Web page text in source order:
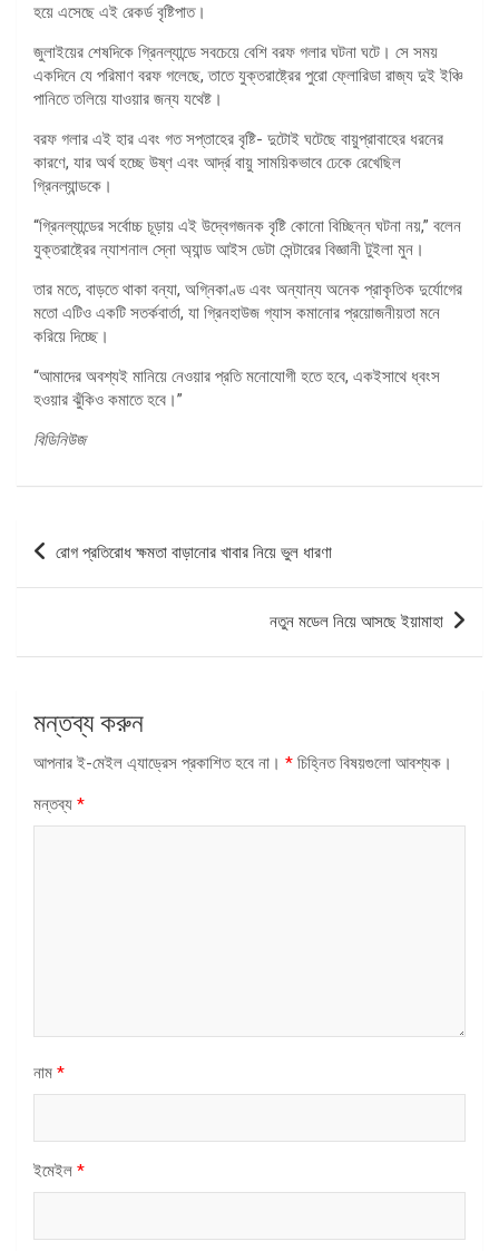
হয়ে এসেছে এই রেকর্ড বৃষ্টিপাত।
জুলাইয়ের শেষদিকে গ্রিনল্যান্ডে সবচেয়ে বেশি বরফ গলার ঘটনা ঘটে। সে সময়
একদিনে যে পরিমাণ বরফ গলেছে, তাতে যুক্তরাষ্ট্রের পুরো ফ্লোরিডা রাজ্য দুই ইঞ্চি
পানিতে তলিয়ে যাওয়ার জন্য যথেষ্ট।
বরফ গলার এই হার এবং গত সপ্তাহের বৃষ্টি- দুটোই ঘটেছে বায়ুপ্রাবাহের ধরনের
কারণে, যার অর্থ হচ্ছে উষ্ণ এবং আর্দ্র বায়ু সাময়িকভাবে ঢেকে রেখেছিল
গ্রিনল্যান্ডকে।
“গ্রিনল্যান্ডের সর্বোচ্চ চূড়ায় এই উদ্বেগজনক বৃষ্টি কোনো বিচ্ছিন্ন ঘটনা নয়,” বলেন
যুক্তরাষ্ট্রের ন্যাশনাল স্নো অ্যান্ড আইস ডেটা সেন্টারের বিজ্ঞানী টুইলা মুন।
তার মতে, বাড়তে থাকা বন্যা, অগ্নিকাণ্ড এবং অন্যান্য অনেক প্রাকৃতিক দুর্যোগের
মতো এটিও একটি সতর্কবার্তা, যা গ্রিনহাউজ গ্যাস কমানোর প্রয়োজনীয়তা মনে
করিয়ে দিচ্ছে।
“আমাদের অবশ্যই মানিয়ে নেওয়ার প্রতি মনোযোগী হতে হবে, একইসাথে ধ্বংস
হওয়ার ঝুঁকিও কমাতে হবে।”
বিডিনিউজ
পোস্ট
ন্যাভিগেশন
রোগ প্রতিরোধ ক্ষমতা বাড়ানোর খাবার নিয়ে ভুল ধারণা
নতুন মডেল নিয়ে আসছে ইয়ামাহা
মন্তব্য করুন
আপনার ই-মেইল এ্যাড্রেস প্রকাশিত হবে না। * চিহ্নিত বিষয়গুলো আবশ্যক।
মন্তব্য *
নাম *
ইমেইল *